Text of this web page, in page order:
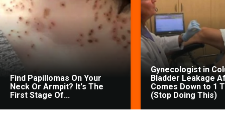
Find Papillomas On Your
Neck Or Armpit? It's The
First Stage Of...
Gynecologist in
Bladder Leakage
Comes Down to 1
(Stop Doing This)